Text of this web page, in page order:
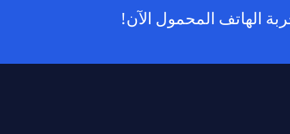
الهاتف المحمول الآن!